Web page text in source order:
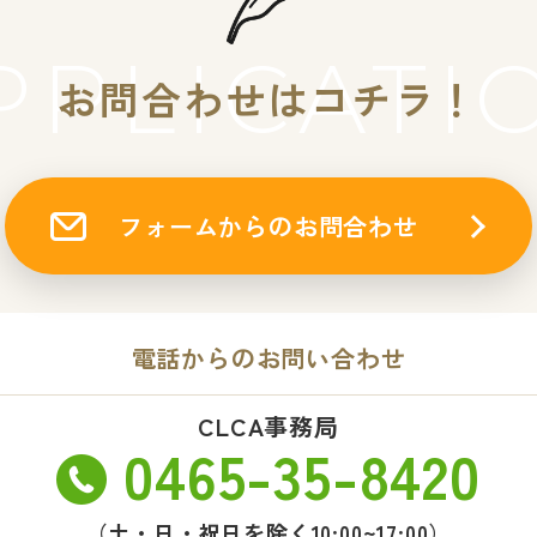
お問合わせはコチラ！
フォームからのお問合わせ
電話からのお問い合わせ
CLCA事務局
0465-35-8420